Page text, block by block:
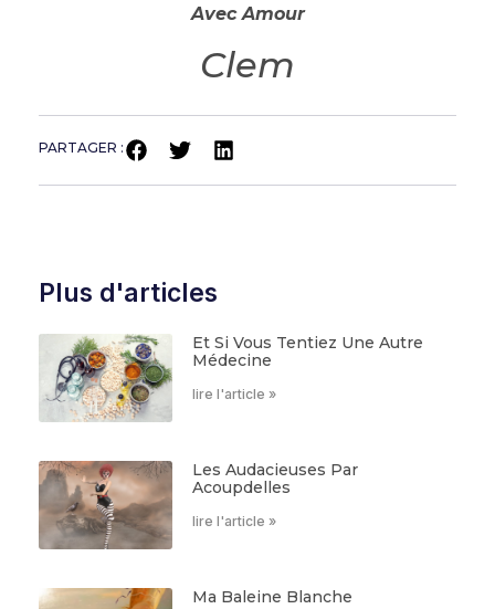
Avec Amour
Clem
PARTAGER :
Plus d'articles
Et Si Vous Tentiez Une Autre
Médecine
lire l'article »
Les Audacieuses Par
Acoupdelles
lire l'article »
Ma Baleine Blanche